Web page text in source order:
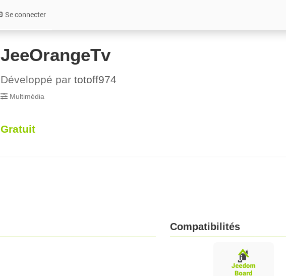
Se connecter
JeeOrangeTv
Développé par totoff974
Multimédia
Gratuit
Compatibilités